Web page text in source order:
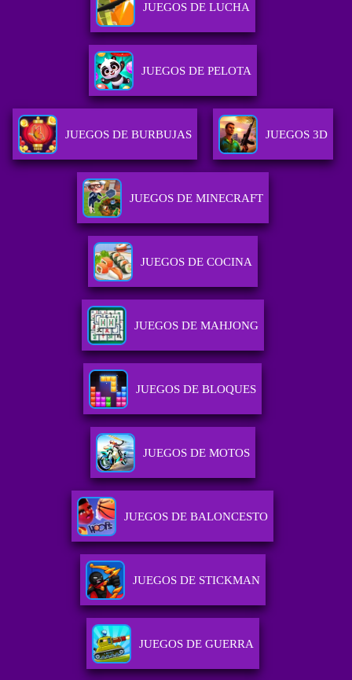
JUEGOS DE LUCHA
JUEGOS DE PELOTA
JUEGOS DE BURBUJAS JUEGOS 3D
JUEGOS DE MINECRAFT
JUEGOS DE COCINA
JUEGOS DE MAHJONG
JUEGOS DE BLOQUES
JUEGOS DE MOTOS
JUEGOS DE BALONCESTO
JUEGOS DE STICKMAN
JUEGOS DE GUERRA